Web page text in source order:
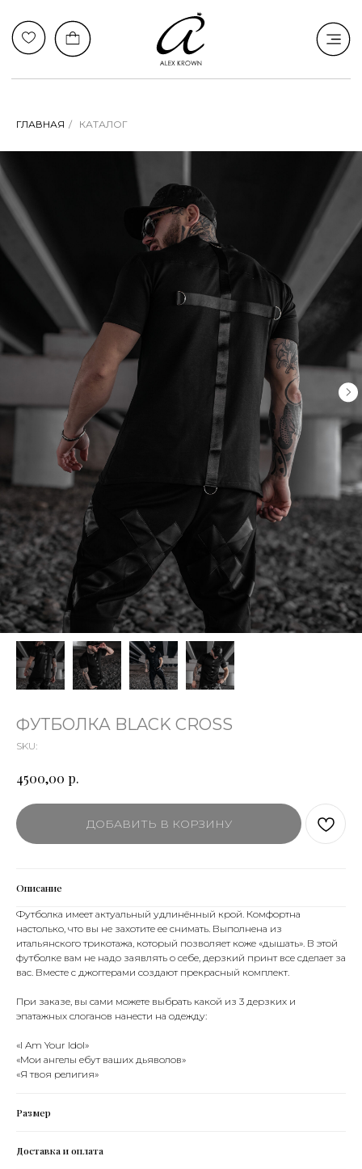
ГЛАВНАЯ / КАТАЛОГ
ФУТБОЛКА BLACK CROSS
SKU:
4500,00 р.
ДОБАВИТЬ В КОРЗИНУ
Описание
Футболка имеет актуальный удлинённый крой. Комфортна
настолько, что вы не захотите ее снимать. Выполнена из
итальянского трикотажа, который позволяет коже «дышать». В этой
футболке вам не надо заявлять о себе, дерзкий принт все сделает за
вас. Вместе с джоггерами создают прекрасный комплект.
При заказе, вы сами можете выбрать какой из 3 дерзких и
эпатажных слоганов нанести на одежду:
«I Am Your Idol»
«Мои ангелы ебут ваших дьяволов»
«Я твоя религия»
Размер
Доставка и оплата